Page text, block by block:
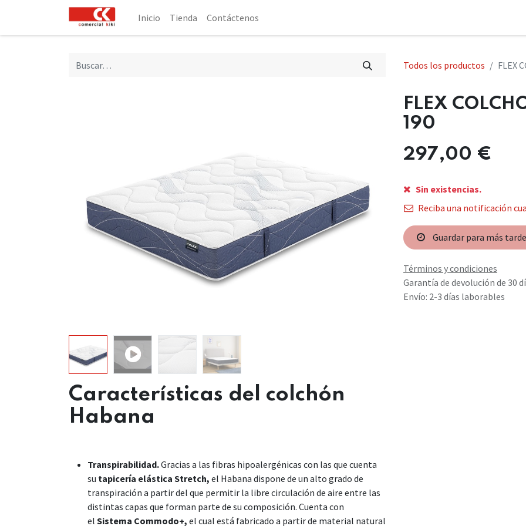
Inicio Tienda Contáctenos
Todos los productos FLEX
Características del colchón
Habana
Transpirabilidad.Gracias a las fibras hipoalergénicas con las que cuenta
su tapicería elástica Stretch, el Habana dispone de un alto grado de
transpiración a partir del que permitir la libre circulación de aire entre las
distintas capas que forman parte de su composición. Cuenta con
el Sistema Commodo+, el cual está fabricado a partir de material natural
FLEX
190
297,00 €
Sin existencias.
Reciba una notificación
Guardar para más tarde
Términos y condiciones
Garantía de devolución de 30
Envío: 2-3 días laborables